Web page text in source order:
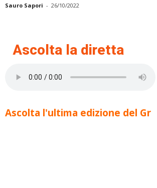
Sauro Sapori - 26/10/2022
Ascolta la diretta
Ascolta l'ultima edizione del Gr